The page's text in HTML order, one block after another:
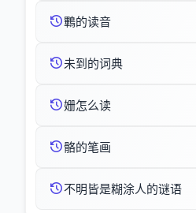
鷝的读音
未到的词典
姗怎么读
骼的笔画
不明皆是糊涂人的谜语